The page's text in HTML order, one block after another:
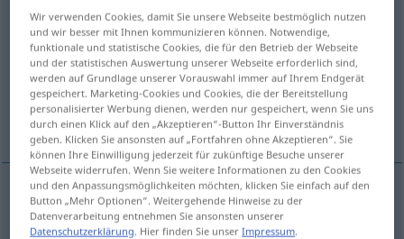
pastelliste [pastelist] m/f
Übersicht aller Übersetzungen
(Für mehr Details die Übersetzung anklicken/antippen)
Pastellmalerin
Pastellmaler(in)m(f),-zeichner(in) m(f)
Wir verwenden Cookies, damit Sie unsere Webseite bestmöglich nutzen
und wir besser mit Ihnen kommunizieren können. Notwendige,
funktionale und statistische Cookies, die für den Betrieb der Webseite
und der statistischen Auswertung unserer Webseite erforderlich sind,
werden auf Grundlage unserer Vorauswahl immer auf Ihrem Endgerät
gespeichert. Marketing-Cookies und Cookies, die der Bereitstellung
personalisierter Werbung dienen, werden nur gespeichert, wenn Sie uns
durch einen Klick auf den „Akzeptieren“-Button Ihr Einverständnis
geben. Klicken Sie ansonsten auf „Fortfahren ohne Akzeptieren“. Sie
können Ihre Einwilligung jederzeit für zukünftige Besuche unserer
Webseite widerrufen. Wenn Sie weitere Informationen zu den Cookies
und den Anpassungsmöglichkeiten möchten, klicken Sie einfach auf den
Button „Mehr Optionen“. Weitergehende Hinweise zu der
Datenverarbeitung entnehmen Sie ansonsten unserer
Datenschutzerklärung. Hier finden Sie unserImpressum.